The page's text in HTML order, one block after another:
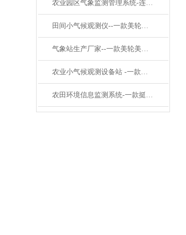
农业园区气象监测管理系统-连连称赞农业园区气象监测管理系统#2024已更新
田间小气候观测仪--一款美轮美奂的地面气象观测站 #2024已更新
气象站生产厂家--一款美轮美奂的小型自动气象站#2024已更新
农业小气候观测设备站 -一款生机盎然的农业环境保护监测站2024已更新
农田环境信息监测系统-一款挺不错的农田生态系统气象站#2023已更新